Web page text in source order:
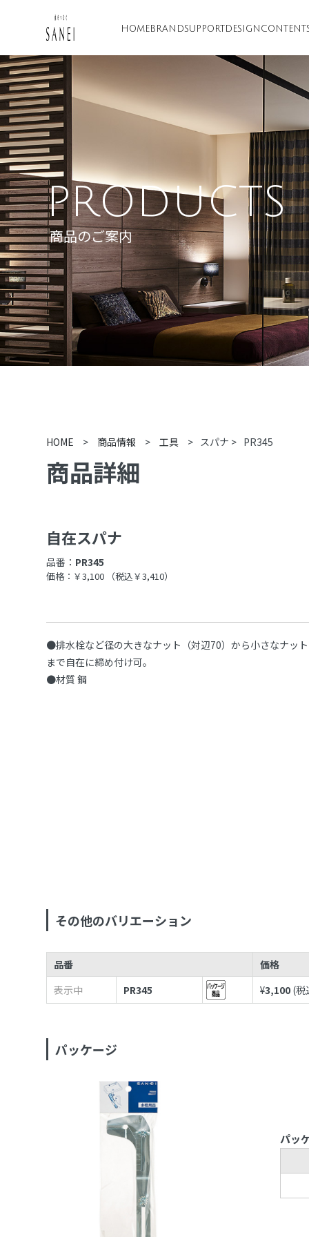
HOME BRANDSUPPORT DESIGN
PRODUCTS
商品のご案内
HOME > 商品情報 > 工具 > スパナ > PR345
商品詳細
自在スパナ
品番： PR345
価格：￥3,100 （税込￥3,410）
●排水栓など径の大きなナット（対辺70）から小さなナット
まで自在に締め付け可。
●材質 鋼
その他のバリエーション
品番
価格
表示中
PR345 ¥3,100 (税
パッケージ
パッ